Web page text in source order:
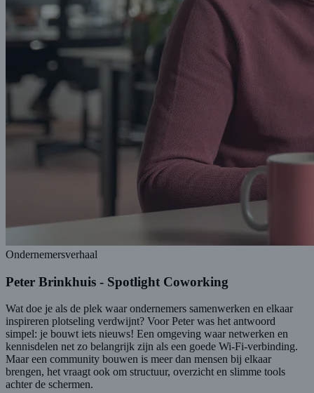
Ondernemersverhaal
Peter Brinkhuis - Spotlight Coworking
Wat doe je als de plek waar ondernemers samenwerken en elkaar
inspireren plotseling verdwijnt? Voor Peter was het antwoord
simpel: je bouwt iets nieuws! Een omgeving waar netwerken en
kennisdelen net zo belangrijk zijn als een goede Wi-Fi-verbinding.
Maar een community bouwen is meer dan mensen bij elkaar
brengen, het vraagt ook om structuur, overzicht en slimme tools
achter de schermen.